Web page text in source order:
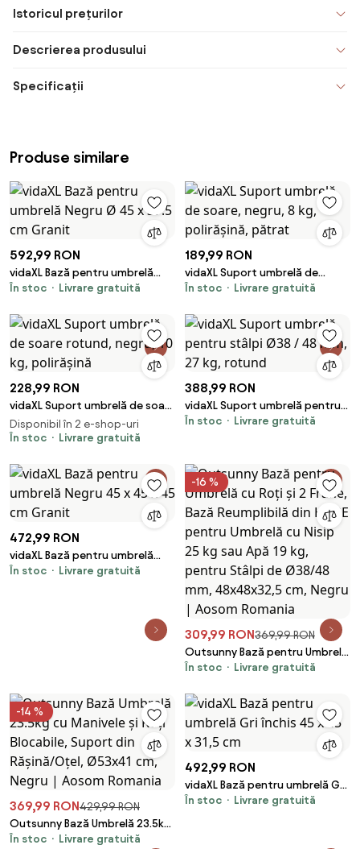
Istoricul prețurilor
Descrierea produsului
Specificații
Produse similare
592,99 RON
vidaXL Bază pentru umbrelă
Negru Ø 45 x 37.5 cm Granit
În stoc Livrare gratuită
189,99 RON
vidaXL Suport umbrelă de
soare, negru, 8 kg, polirășină,
În stoc Livrare gratuită
228,99 RON
vidaXL Suport umbrelă de soare
rotund, negru, 10 kg, polirășină
Disponibil în 2 e-shop-uri
În stoc
Livrare gratuită
388,99 RON
vidaXL Suport umbrelă pentru
stâlpi Ø38 / 48 mm, 27 kg,
În stoc Livrare gratuită
472,99 RON
vidaXL Bază pentru umbrelă
Negru 45 x 45 x 45 cm Granit
În stoc Livrare gratuită
-16 %
309,99 RON369,99 RON
Outsunny Bază pentru Umbrelă
cu Roți și 2 Frâne, Bază
Umbrelă cu Nisip 25 kg sau Apă
19 kg, pentru Stâlpi de Ø38/48
Aosom Romania
În stoc Livrare gratuită
-14 %
369,99 RON429,99 RON
Outsunny Bază Umbrelă 23.5kg
cu Manivele și Roți Blocabile,
În stoc Livrare gratuită
492,99 RON
vidaXL Bază pentru umbrelă Gri
închis 45 x 45 x 31,5 cm
În stoc Livrare gratuită